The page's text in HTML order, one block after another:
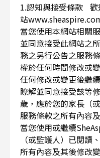
1.認知與接受條款 歡
站
當您使用本網站相關
並同意接受此網站之
務之另行公告之服務
權於任何時間修改或
任何修改或變更後繼
瞭解並同意接受該等
歲，應於您的家長（
服務條款之所有內容
當您使用或繼續
（或監護人）已閱讀
所有內容及其後修改